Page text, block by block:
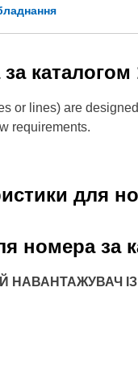
каталогом
or lines) are
requirements.
для
номера за
НАВАНТАЖУВАЧ